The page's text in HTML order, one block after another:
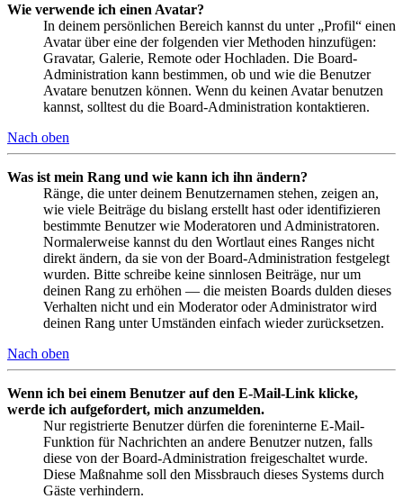
Wie verwende ich einen Avatar?
In deinem persönlichen Bereich kannst du unter „Profil“ einen
Avatar über eine der folgenden vier Methoden hinzufügen:
Gravatar, Galerie, Remote oder Hochladen. Die Board-
Administration kann bestimmen, ob und wie die Benutzer
Avatare benutzen können. Wenn du keinen Avatar benutzen
kannst, solltest du die Board-Administration kontaktieren.
Nach oben
Was ist mein Rang und wie kann ich ihn ändern?
Ränge, die unter deinem Benutzernamen stehen, zeigen an,
wie viele Beiträge du bislang erstellt hast oder identifizieren
bestimmte Benutzer wie Moderatoren und Administratoren.
Normalerweise kannst du den Wortlaut eines Ranges nicht
direkt ändern, da sie von der Board-Administration festgelegt
wurden. Bitte schreibe keine sinnlosen Beiträge, nur um
deinen Rang zu erhöhen — die meisten Boards dulden dieses
Verhalten nicht und ein Moderator oder Administrator wird
deinen Rang unter Umständen einfach wieder zurücksetzen.
Nach oben
Wenn ich bei einem Benutzer auf den E-Mail-Link klicke,
werde ich aufgefordert, mich anzumelden.
Nur registrierte Benutzer dürfen die foreninterne E-Mail-
Funktion für Nachrichten an andere Benutzer nutzen, falls
diese von der Board-Administration freigeschaltet wurde.
Diese Maßnahme soll den Missbrauch dieses Systems durch
Gäste verhindern.